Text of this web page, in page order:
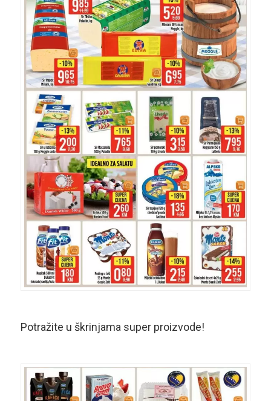
Potražite u škrinjama super proizvode!